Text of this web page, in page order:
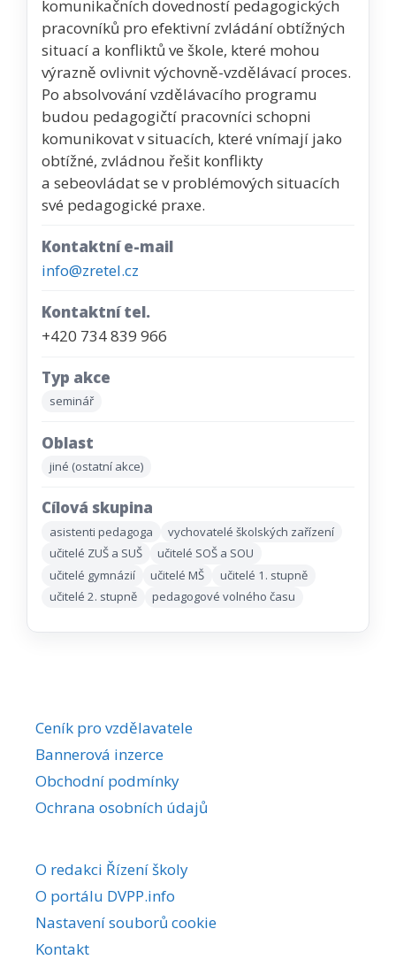
komunikačních dovedností pedagogických
pracovníků pro efektivní zvládání obtížných
situací a konfliktů ve škole, které mohou
výrazně ovlivnit výchovně-vzdělávací proces.
Po absolvování vzdělávacího programu
budou pedagogičtí pracovníci schopni
komunikovat v situacích, které vnímají jako
obtížné, zvládnou řešit konflikty
a sebeovládat se v problémových situacích
své pedagogické praxe.
Kontaktní e-mail
info@zretel.cz
Kontaktní tel.
+420 734 839 966
Typ akce
seminář
Oblast
jiné (ostatní akce)
Cílová skupina
asistenti pedagoga
vychovatelé školských zařízení
učitelé ZUŠ a SUŠ
učitelé SOŠ a SOU
učitelé gymnázií
učitelé MŠ
učitelé 1. stupně
učitelé 2. stupně
pedagogové volného času
Ceník pro vzdělavatele
Bannerová inzerce
Obchodní podmínky
Ochrana osobních údajů
O redakci Řízení školy
O portálu DVPP.info
Nastavení souborů cookie
Kontakt